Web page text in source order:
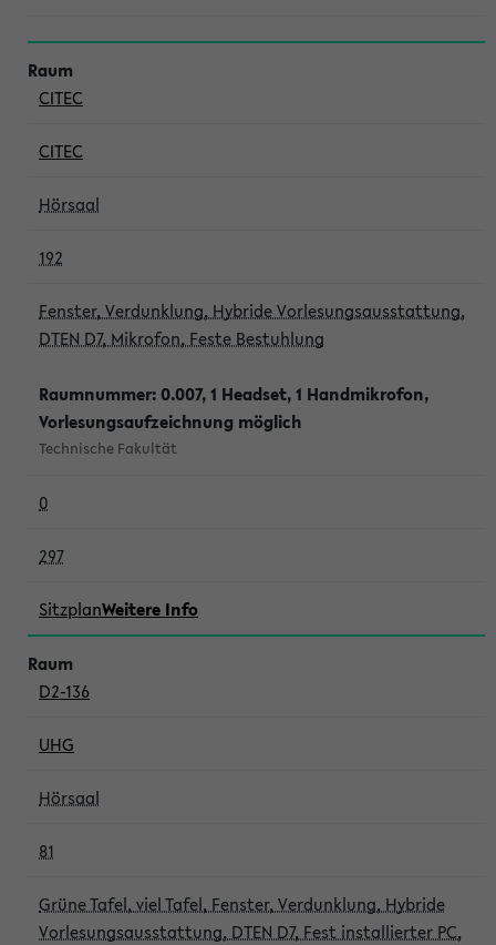
CITEC
CITEC
Hörsaal
192
Fenster, Verdunklung, Hybride Vorlesungsausstattung,
DTEN D7, Mikrofon, Feste Bestuhlung
Raumnummer: 0.007, 1 Headset, 1 Handmikrofon,
Vorlesungsaufzeichnung möglich
Technische Fakultät
0
297
SitzplanWeitere Info
D2-136
UHG
Hörsaal
81
Grüne Tafel, viel Tafel, Fenster, Verdunklung, Hybride
Vorlesungsausstattung, DTEN D7, Fest installierter PC,